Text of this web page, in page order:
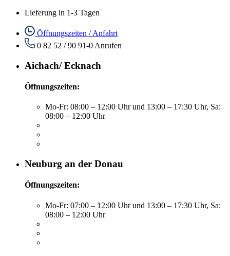
Lieferung in 1-3 Tagen
Öffnungszeiten / Anfahrt
0 82 52 / 90 91-0 Anrufen
Aichach/ Ecknach
Öffnungszeiten:
Mo-Fr: 08:00 – 12:00 Uhr und 13:00 – 17:30 Uhr, Sa:
08:00 – 12:00 Uhr
Neuburg an der Donau
Öffnungszeiten:
Mo-Fr: 07:00 – 12:00 Uhr und 13:00 – 17:30 Uhr, Sa:
08:00 – 12:00 Uhr